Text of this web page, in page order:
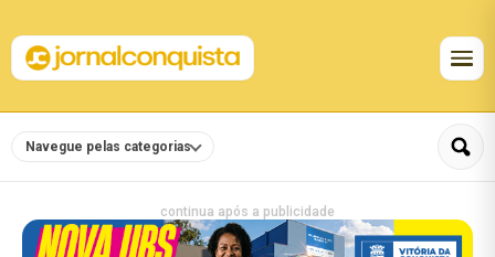
Navegue pelas categorias
continua após a publicidade